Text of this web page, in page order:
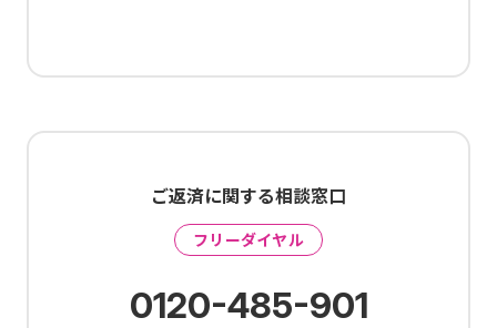
ご返済に関する相談窓口
フリーダイヤル
0120-485-901